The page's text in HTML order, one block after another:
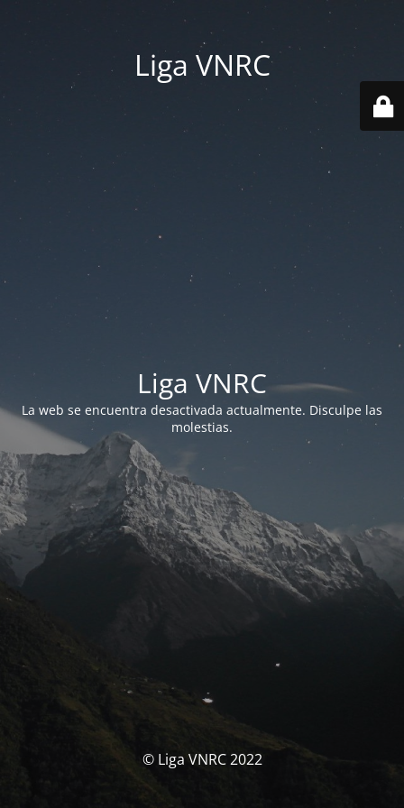
Liga VNRC
Liga VNRC
La web se encuentra desactivada actualmente. Disculpe las
molestias.
© Liga VNRC 2022